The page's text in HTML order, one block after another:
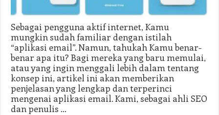
Sebagai pengguna aktif internet, Kamu
mungkin sudah familiar dengan istilah
“aplikasi email”. Namun, tahukah Kamu benar-
benar apa itu? Bagi mereka yang baru memulai,
atau yang ingin menggali lebih dalam tentang
konsep ini, artikel ini akan memberikan
penjelasan yang lengkap dan terperinci
mengenai aplikasi email. Kami, sebagai ahli SEO
dan penulis …